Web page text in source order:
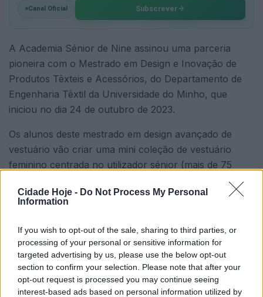
Cidade Hoje - Do Not Process My Personal
Information
If you wish to opt-out of the sale, sharing to third parties, or
processing of your personal or sensitive information for
targeted advertising by us, please use the below opt-out
section to confirm your selection. Please note that after your
opt-out request is processed you may continue seeing
interest-based ads based on personal information utilized by
Canal Oficial Subscrever
A Academia Sénior de Nine assinou uma parceria
pioneira com o Mestrado em Design e Inovação de
Produtos Têxteis e Acessórios, do Departamento de
Engenharia Têxtil da Universidade do Minho, que
iniciou no dia 24 de outubro de 2023.
Os alunos deste mestrado em design avançado de
vestuário vão criar uma mini coleção de vestuário
feminino centrada no utilizador sénior (mais de 75
sustentabilidade porque vão trabalhar peças que a
ajustavam mais aos seus corpos.